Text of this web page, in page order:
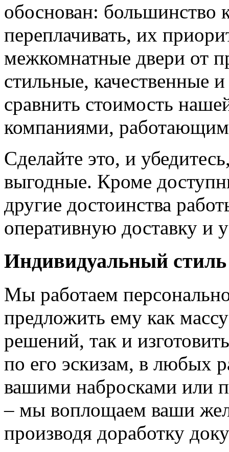
обоснован: большинство
переплачивать, их
межкомнатные двери от
стильные, качественные
сравнить стоимость
компаниями,
Сделайте это, и
выгодные. Кроме
другие достоинства
оперативную доставку и
Индивидуальный стиль
Мы работаем
предложить ему как
решений, так и
по его эскизам, в любых
вашими набросками или
– мы воплощаем ваши
производя доработку